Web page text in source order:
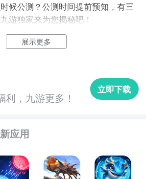
游戏具有深海的地图，你将化身可
世界不断吞噬，你也可以通过吞噬
的霸主。这款别具特色的吞噬手游
趣又解压的玩法让玩家趋之若鹜，
实生态环境也是本作的点睛之笔。
化鱼#《《《《《
候公测？公测时间提前预知，有三
游独家来为您揭秘吧！
兽吞噬进化大事件
列表，每次怪兽吞噬进化测试的时间
九游独家的哦；
展示更多
利，九游更多！
立即下载
应用